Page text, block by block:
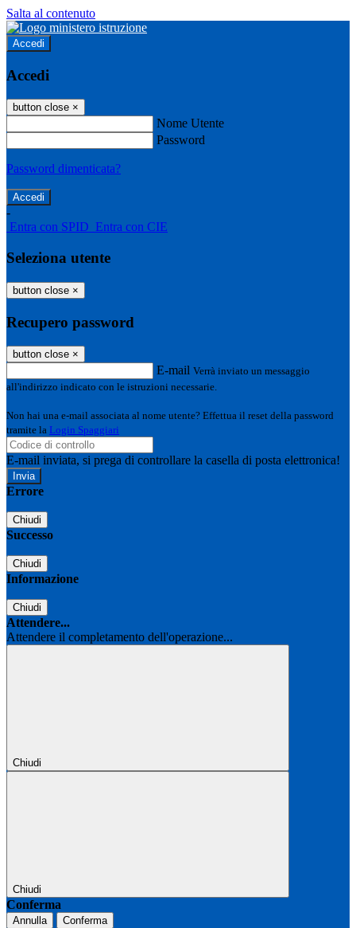
Salta al contenuto
Accedi
Accedi
button close ×
Nome Utente
Password
Password dimenticata?
-
Entra con SPID Entra con CIE
Seleziona utente
button close ×
Recupero password
button close ×
E-mail Verrà inviato un messaggio
all'indirizzo indicato con le istruzioni necessarie.
Non hai una e-mail associata al nome utente? Effettua il reset della password
tramite la Login Spaggiari
E-mail inviata, si prega di controllare la casella di posta elettronica!
Errore
Chiudi
Successo
Chiudi
Informazione
Chiudi
Attendere...
Attendere il completamento dell'operazione...
Chiudi
Chiudi
Conferma
Annulla Conferma